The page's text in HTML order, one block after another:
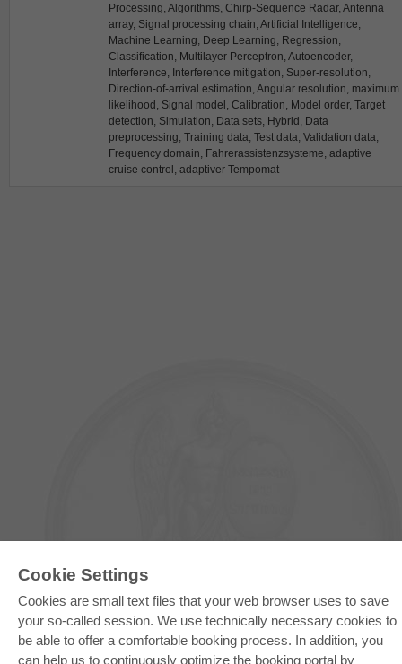
Cookie Settings
Cookies are small text files that your web browser uses to save
your so-called session. We use technically necessary cookies to
be able to offer a comfortable booking process. In addition, you
can help us to continuously optimize the booking portal by
Processing, Algorithms, Chirp-Sequence Radar, Antenna
array, Signal processing chain, Artificial Intelligence,
Machine Learning, Deep Learning, Regression,
Classification, Multilayer Perceptron, Autoencoder,
Interference, Interference mitigation, Super-resolution,
Direction-of-arrival estimation, Angular resolution, maximum
likelihood, Signal model, Calibration, Model order, Target
detection, Simulation, Data sets, Hybrid, Data
preprocessing, Training data, Test data, Validation data,
Frequency domain, Fahrerassistenzsysteme, adaptive
cruise control, adaptiver Tempomat
E-COLLECTION
Department Packages
Pick & Choose
E-Book Delivery
Frequently Asked Questions (FAQ)